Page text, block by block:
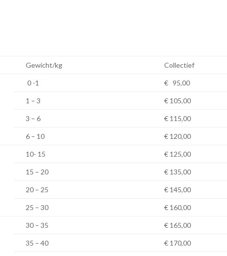
Gewicht/kg Collectief
0 -1 € 95,00
1 – 3 € 105,00
3 – 6 € 115,00
6 – 10 € 120,00
10- 15 € 125,00
15 – 20 € 135,00
20 – 25 € 145,00
25 – 30 € 160,00
30 – 35 € 165,00
35 – 40 € 170,00